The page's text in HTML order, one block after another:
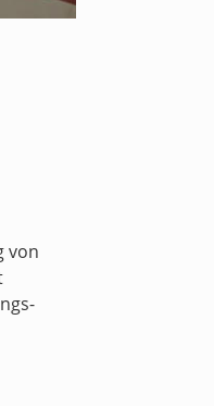
von